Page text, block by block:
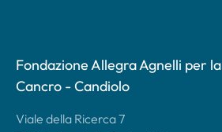
Fondazione Allegra Agnelli per
Cancro - Candiolo
Viale della Ricerca 7